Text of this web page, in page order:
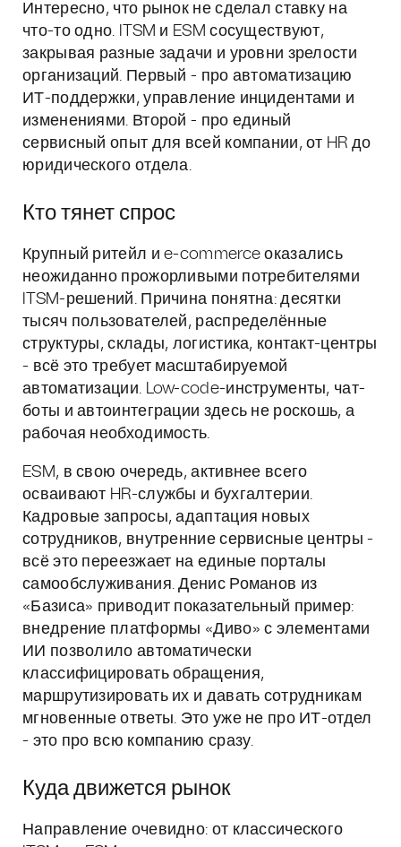
Интересно, что рынок не сделал ставку на
что-то одно. ITSM и ESM сосуществуют,
закрывая разные задачи и уровни зрелости
организаций. Первый - про автоматизацию
ИТ-поддержки, управление инцидентами и
изменениями. Второй - про единый
сервисный опыт для всей компании, от HR до
юридического отдела.
Кто тянет спрос
Крупный ритейл и e-commerce оказались
неожиданно прожорливыми потребителями
ITSM-решений. Причина понятна: десятки
тысяч пользователей, распределённые
структуры, склады, логистика, контакт-центры
- всё это требует масштабируемой
автоматизации. Low-code-инструменты, чат-
боты и автоинтеграции здесь не роскошь, а
рабочая необходимость.
ESM, в свою очередь, активнее всего
осваивают HR-службы и бухгалтерии.
Кадровые запросы, адаптация новых
сотрудников, внутренние сервисные центры -
всё это переезжает на единые порталы
самообслуживания. Денис Романов из
«Базиса» приводит показательный пример:
внедрение платформы «Диво» с элементами
ИИ позволило автоматически
классифицировать обращения,
маршрутизировать их и давать сотрудникам
мгновенные ответы. Это уже не про ИТ-отдел
- это про всю компанию сразу.
Куда движется рынок
Направление очевидно: от классического